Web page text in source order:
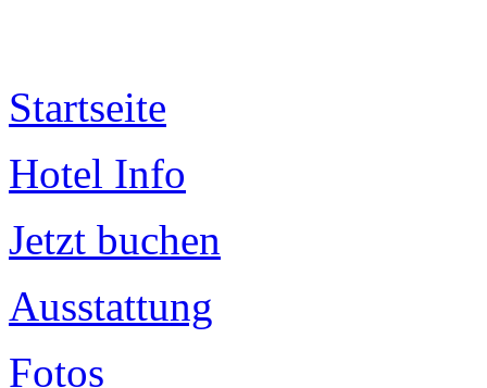
Startseite
Hotel Info
Jetzt buchen
Ausstattung
Fotos